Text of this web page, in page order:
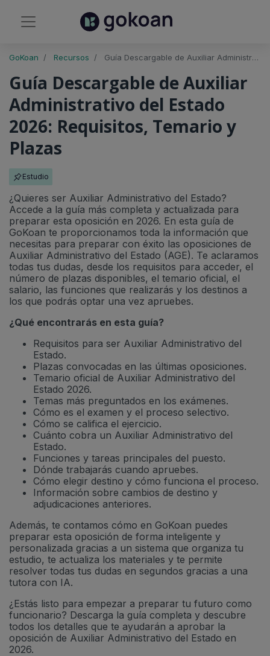
GoKoan Recursos Guía Descargable de Auxiliar Administrativo del Estado 2026: Requisitos, Temario y Plazas
Guía Descargable de Auxiliar
Administrativo del Estado
2026: Requisitos, Temario y
Plazas
Estudio
¿Quieres ser Auxiliar Administrativo del Estado?
Accede a la guía más completa y actualizada para
preparar esta oposición en 2026. En esta guía de
GoKoan te proporcionamos toda la información que
necesitas para preparar con éxito las oposiciones de
Auxiliar Administrativo del Estado (AGE). Te aclaramos
todas tus dudas, desde los requisitos para acceder, el
número de plazas disponibles, el temario oficial, el
salario, las funciones que realizarás y los destinos a
los que podrás optar una vez apruebes.
¿Qué encontrarás en esta guía?
Requisitos para ser Auxiliar Administrativo del
Estado.
Plazas convocadas en las últimas oposiciones.
Temario oficial de Auxiliar Administrativo del
Estado 2026.
Temas más preguntados en los exámenes.
Cómo es el examen y el proceso selectivo.
Cómo se califica el ejercicio.
Cuánto cobra un Auxiliar Administrativo del
Estado.
Funciones y tareas principales del puesto.
Dónde trabajarás cuando apruebes.
Cómo elegir destino y cómo funciona el proceso.
Información sobre cambios de destino y
adjudicaciones anteriores.
Además, te contamos cómo en GoKoan puedes
preparar esta oposición de forma inteligente y
personalizada gracias a un sistema que organiza tu
estudio, te actualiza los materiales y te permite
resolver todas tus dudas en segundos gracias a una
tutora con IA.
¿Estás listo para empezar a preparar tu futuro como
funcionario? Descarga la guía completa y descubre
todos los detalles que te ayudarán a aprobar la
oposición de Auxiliar Administrativo del Estado en
2026.